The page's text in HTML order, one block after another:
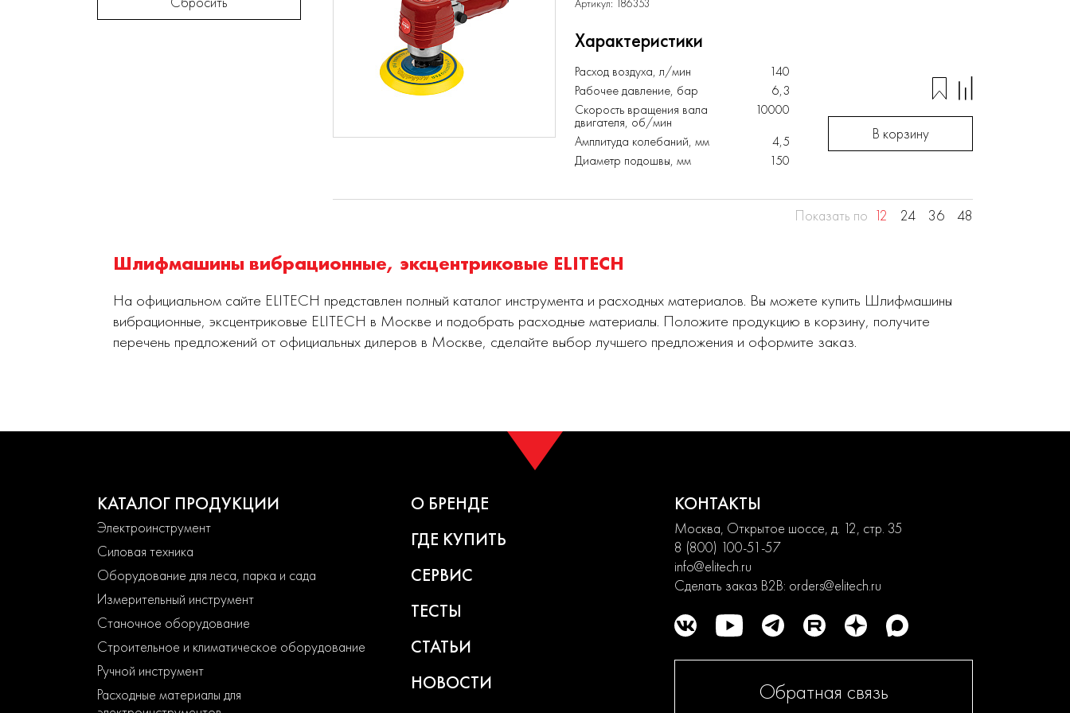
Артикул: 186353
Характеристики
Расход воздуха, л/мин
140
Рабочее давление, бар
6,3
Скорость вращения вала
двигателя, об/мин
10000
Амплитуда колебаний, мм
4,5
Диаметр подошвы, мм
150
В корзину
Показать по 12 24 36 48
Шлифмашины вибрационные, эксцентриковые ELITECH
На официальном сайте ELITECH представлен полный каталог инструмента и расходных материалов. Вы можете купить Шлифмашины
вибрационные, эксцентриковые ELITECH в Москве и подобрать расходные материалы. Положите продукцию в корзину, получите
перечень предложений от официальных дилеров в Москве, сделайте выбор лучшего предложения и оформите заказ.
КАТАЛОГ ПРОДУКЦИИ
Электроинструмент
Силовая техника
Оборудование для леса, парка и сада
Измерительный инструмент
Станочное оборудование
Строительное и климатическое оборудование
Ручной инструмент
Расходные материалы для
О БРЕНДЕ
ГДЕ КУПИТЬ
СЕРВИС
ТЕСТЫ
СТАТЬИ
НОВОСТИ
КОНТАКТЫ
Москва, Открытое шоссе, д. 12, стр. 35
8 (800) 100-51-57
info@elitech.ru
Сделать заказ B2B: orders@elitech.ru
Обратная связь